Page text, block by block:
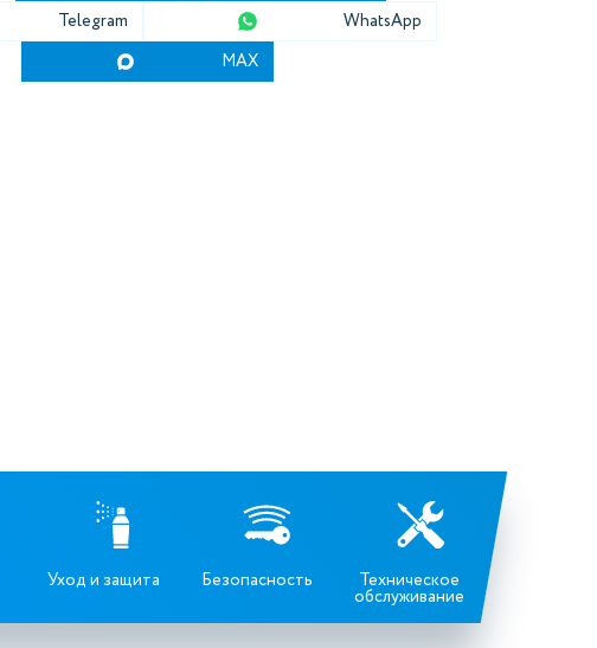
Telegram
WhatsApp
MAX
Уход и защита Безопасность Техническое
обслуживание